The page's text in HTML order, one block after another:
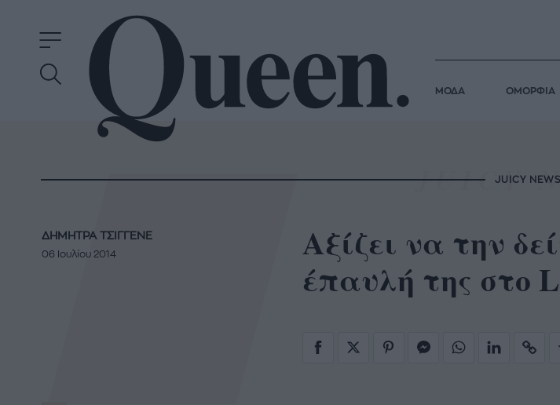
ΜΟΔΑ ΟΜΟΡΦΙΑ
JUICY NEWS
Αξίζει να την
έπαυλή της στο
ΔΗΜΗΤΡΑ ΤΣΙΓΓΕΝΕ
06 Ιουλίου 2014